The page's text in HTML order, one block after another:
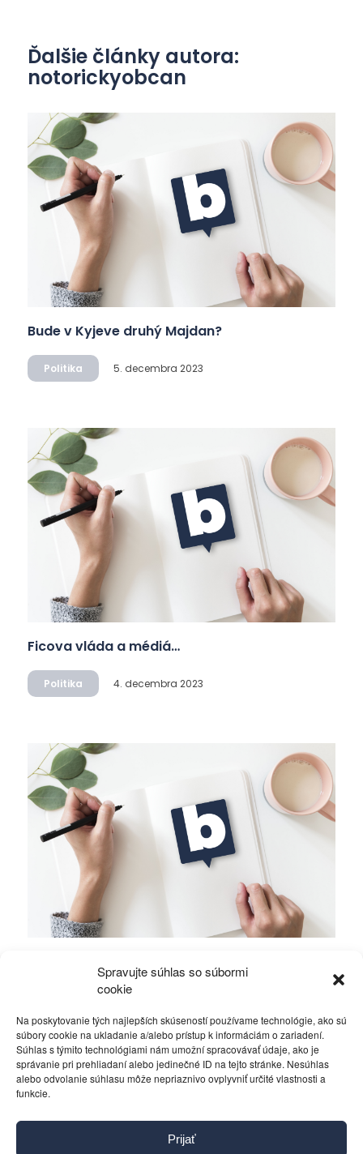
Spravujte súhlas so súbormi
cookie
Na poskytovanie tých najlepších skúseností používame technológie, ako sú
súbory cookie na ukladanie a/alebo prístup k informáciám o zariadení.
Súhlas s týmito technológiami nám umožní spracovávať údaje, ako je
správanie pri prehliadaní alebo jedinečné ID na tejto stránke. Nesúhlas
alebo odvolanie súhlasu môže nepriaznivo ovplyvniť určité vlastnosti a
funkcie.
Prijať
Ďalšie články autora:
notorickyobcan
Bude v Kyjeve druhý Majdan?
Politika 5. decembra 2023
Ficova vláda a médiá…
Politika 4. decembra 2023
Gerasimovom?
Politika 4. decembra 2023
Kontakt
Pravidlá používania